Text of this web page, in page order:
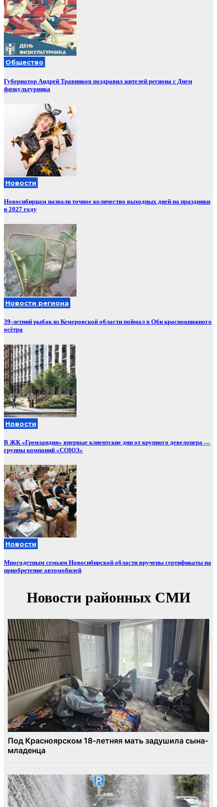
Общество
Губернатор Андрей Травников поздравил жителей региона с Днем
физкультурника
Новости
Новосибирцам назвали точное количество выходных дней на праздники
в 2027 году
Новости региона
39-летний рыбак из Кемеровской области поймал в Оби краснокнижного
осётра
Новости
В ЖК «Гренландия» впервые клиентские дни от крупного девелопера —
группы компаний «СОЮЗ»
Новости
Многодетным семьям Новосибирской области вручены сертификаты на
приобретение автомобилей